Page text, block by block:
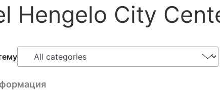
Hengelo City